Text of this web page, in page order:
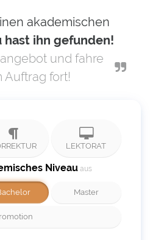
akademischen
hast ihn gefunden!
und fahre
Auftrag fort!
LEKTORAT
Niveau aus
Master